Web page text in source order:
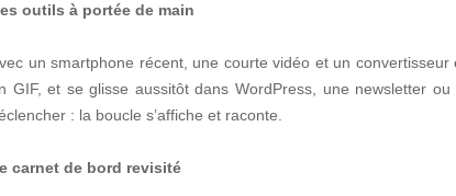
outils à portée de main
un smartphone récent, une courte vidéo et un
GIF, et se glisse aussitôt dans WordPress, une newsletter
: la boucle s’affiche et raconte.
carnet de bord revisité